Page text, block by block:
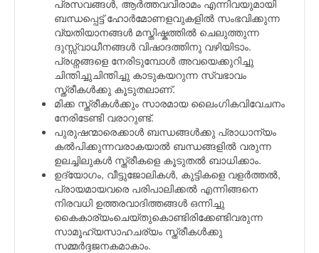
പ്രസവങ്ങള്‍, ആര്‍ത്തവവിരാമം എന്നിവയുമായി
ബന്ധപ്പെട്ട് ഹോര്‍മോണളവുകളില്‍ സംഭവിക്കുന്ന
വ്യതിയാനങ്ങള്‍ മസ്തിഷ്കത്തില്‍ ചെലുത്തുന്ന
ദുസ്സ്വാധീനങ്ങള്‍ വിഷാദത്തിനു വഴിയിടാം.
പ്രശ്നങ്ങളെ നേരിടുമ്പോള്‍ അവയെക്കുറിച്ചു
ചിന്തിച്ചുചിന്തിച്ചു കാടുകയറുന്ന സ്വഭാവം
സ്ത്രീകള്‍ക്കു കൂടുതലാണ്.
മിക്ക സ്ത്രീകള്‍ക്കും സാരമായ ലൈംഗികവിവേചനം
നേരിടേണ്ടി വരാറുണ്ട്.
പുരുഷന്മാരെക്കാള്‍ ബന്ധങ്ങള്‍ക്കു പ്രാധാന്യം
കല്‍പിക്കുന്നവരാകയാല്‍ ബന്ധങ്ങളില്‍ വരുന്ന
ഉലച്ചിലുകള്‍ സ്ത്രീകളെ കൂടുതല്‍ ബാധിക്കാം.
ഉദ്യോഗം, വീട്ടുജോലികള്‍, കുട്ടികളെ വളര്‍ത്തല്‍,
പ്രായമായവരെ പരിപാലിക്കല്‍ എന്നിങ്ങനെ
നിരവധി ഉത്തരവാദിത്തങ്ങള്‍ ഒന്നിച്ചു
കൈകാര്യംചെയ്തുകൊണ്ടിരിക്കേണ്ടിവരുന്ന
സാമൂഹ്യസാഹചര്യം സ്ത്രീകള്‍ക്കു
സമ്മര്‍ദ്ദജനകമാകാം.